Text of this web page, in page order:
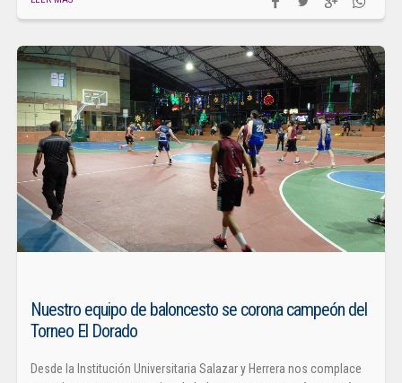
Nuestro equipo de baloncesto se corona campeón del
Torneo El Dorado
Desde la Institución Universitaria Salazar y Herrera nos complace